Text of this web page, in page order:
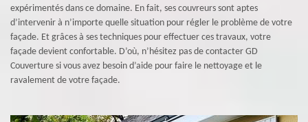
expérimentés dans ce domaine. En fait, ses couvreurs sont aptes
d’intervenir à n’importe quelle situation pour régler le problème de votre
façade. Et grâces à ses techniques pour effectuer ces travaux, votre
façade devient confortable. D’où, n’hésitez pas de contacter GD
Couverture si vous avez besoin d’aide pour faire le nettoyage et le
ravalement de votre façade.